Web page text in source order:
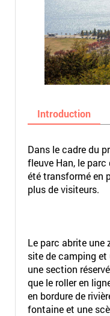
Introduction
Dans le cadre du
fleuve Han, le parc
été transformé en
plus de visiteurs.
Le parc abrite une
site de camping et
une section
que le roller en
en bordure de
fontaine et une